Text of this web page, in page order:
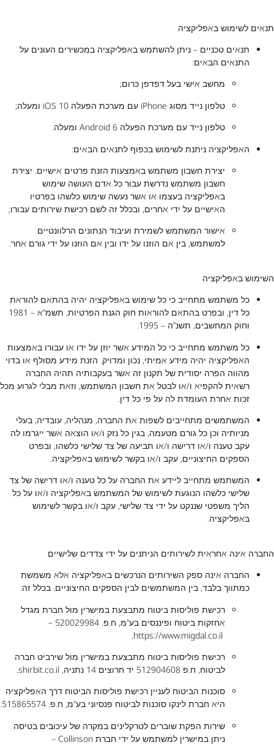
תנאים לשימוש באפליקציה
תנאים טכניים – ניתן להשתמש באפליקציה במכשירים העונים על
התנאים הבאים:
מחשב אישי בעל דפדפן כרום;
טלפון נייד מסוג iPhone עם מערכת הפעלה iOS 10 ומעלה;
טלפון נייד עם מערכת הפעלה Android 6 ומעלה.
האפליקציה ניתנת לשימוש בכפוף לתנאים הבאים:
יצירת חשבון משתמש באמצעות הזנת פרטים אישיים. יצירת
חשבון משתמש נדרשת עבור כל אדם העושה שימוש
באפליקציה בעצמו או אשר נעשה שימוש כלשהו בפרטיו
האישיים על ידי אחרים, ובכלל זה לשם רכישת שירותים עבורו;
אישור המשתמש לשמירת ועיבוד הנתונים הרלוונטיים
למשתמש, בין אם הוזנו על ידו ובין אם הוזנו על ידי גורם אחר.
השימוש באפליקציה
כל משתמש מתחייב כי כל שימוש באפליקציה יהיה בהתאם להוראת
כל דין, ובפרט בהתאם להוראות חוק הגנת הפרטיות, תשמ”א – 1981
וחוק המחשבים, תשנ”ה – 1995.
כל משתמש מתחייב כי כל המידע אשר יוזן על ידו או עבורו באמצעות
האפליקציה יהיה מידע אמיתי, נכון ומדויק. הזנת מידע מסולף או בדוי
מהווה הפרה יסודית של תקנון זה אשר בעקבותיה תהיה החברה
רשאית להקפיא ו/או לבטל את חשבון המשתמש, וזאת מבלי לגרוע מכל
זכות אחרת העומדת לה על פי כל דין.
המשתמשים מתחייבים לשפות את החברה, מנהליה, עובדיה, בעלי
מניותיה וכן כל גורם מטעמה, בגין כל נזק ו/או הוצאה אשר ייגרמו לה
עקב טענה ו/או דרישה ו/או תביעה של צד שלישי כלשהו, ובפרט
הספקים החיצוניים, עקב ו/או בקשר לשימוש באפליקציה.
המשתמש מתחייב ליידע את החברה על כל טענה ו/או דרישה של צד
שלישי כלשהו הנוגעת לשימוש של המשתמש באפליקציה ו/או על כל
הליך משפטי שננקט על ידי צד שלישי, עקב ו/או בקשר לשימוש
באפליקציה.
החברה אינה אחראית לשירותים הניתנים על ידי צדדים שלישיים
החברה אינה ספק השירותים הנרכשים באפליקציה אלא משמשת
כמתווך בלבד, בין המשתמשים לבין הספקים החיצוניים. בכלל זה:
רכישת פוליסות ביטוח מתבצעת במישרין מול חברת מגדל
אחזקות ביטוח ופיננסים בע”מ, ח.פ. 520029984
–
https://www.migdal.co.il
רכישת פוליסות ביטוח מתבצעת במישרין מול שירביט חברה
לביטוח, ח.פ 512904608 יד חרוצים 14 נתניה,
shirbit.co.il
.
סוכנות הביטוח לעניין רכישת פוליסות הביטוח דרך האפליקציה
היא חברת לינקו סוכנות לביטוח פנסיוני בע”מ, ח.פ. 515865574.
שירות הפקת שוברים לטרקלינים במקרה של עיכובים בטיסה
ניתן במישרין למשתמש על ידי חברת Collinson –